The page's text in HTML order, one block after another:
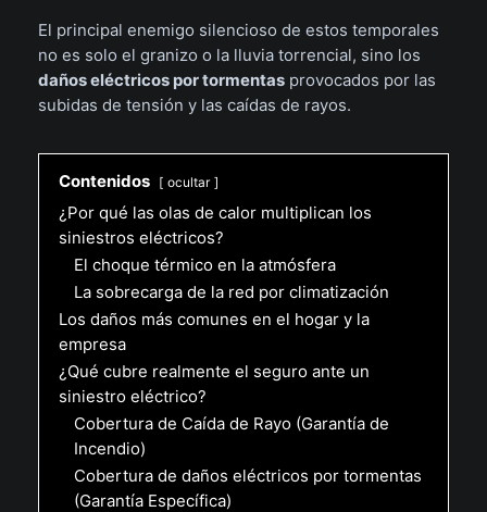
El principal enemigo silencioso de estos temporales
no es solo el granizo o la lluvia torrencial, sino los
daños eléctricos por tormentasprovocados por las
subidas de tensión y las caídas de rayos.
Contenidos ocultar
¿Por qué las olas de calor multiplican los
siniestros eléctricos?
El choque térmico en la atmósfera
La sobrecarga de la red por climatización
Los daños más comunes en el hogar y la
empresa
¿Qué cubre realmente el seguro ante un
siniestro eléctrico?
Cobertura de Caída de Rayo (Garantía de
Incendio)
Cobertura de daños eléctricos por tormentas
(Garantía Específica)